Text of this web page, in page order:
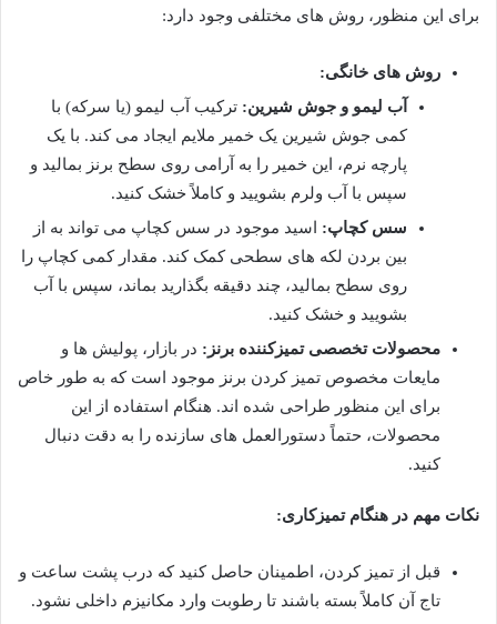
برای این منظور، روش های مختلفی وجود دارد:
روش های خانگی:
آب لیمو و جوش شیرین: ترکیب آب لیمو (یا سرکه) با
کمی جوش شیرین یک خمیر ملایم ایجاد می کند. با یک
پارچه نرم، این خمیر را به آرامی روی سطح برنز بمالید و
سپس با آب ولرم بشویید و کاملاً خشک کنید.
سس کچاپ: اسید موجود در سس کچاپ می تواند به از
بین بردن لکه های سطحی کمک کند. مقدار کمی کچاپ را
روی سطح بمالید، چند دقیقه بگذارید بماند، سپس با آب
بشویید و خشک کنید.
محصولات تخصصی تمیزکننده برنز: در بازار، پولیش ها و
مایعات مخصوص تمیز کردن برنز موجود است که به طور خاص
برای این منظور طراحی شده اند. هنگام استفاده از این
محصولات، حتماً دستورالعمل های سازنده را به دقت دنبال
کنید.
نکات مهم در هنگام تمیزکاری:
قبل از تمیز کردن، اطمینان حاصل کنید که درب پشت ساعت و
تاج آن کاملاً بسته باشند تا رطوبت وارد مکانیزم داخلی نشود.